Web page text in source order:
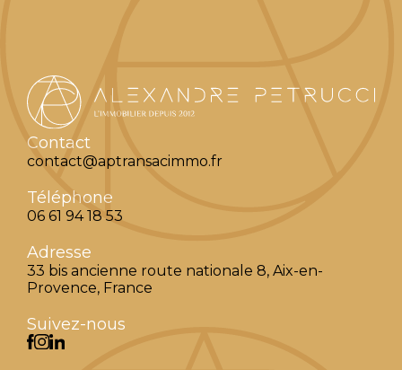
Contact
contact@aptransacimmo.fr
Téléphone
06 61 94 18 53
Adresse
33 bis ancienne route nationale 8, Aix-en-
Provence, France
Suivez-nous